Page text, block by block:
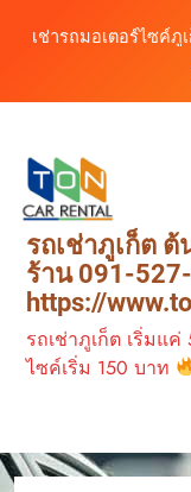
ต้นรถเช่า ครบทุกฟัง
เช่ารถไฟฟ้าร้านต้น
เที่ยวภูเก็ต ขับเงียบ
รถสะดวก 24 ชั่วโมง
เช่ารถมอเตอร์ไซค์ภู
สะดวก ราคาประหยั
ต้นรถเช่า ครบทุกฟัง
รถ ตอบโจทย์ทุกการ
เช่ารถไฟฟ้าร้านต้นร
เที่ยวภูเก็ต ขับเงียบ
ต้นรถเช่ามอเตอร์ไซ
รถสะดวก 24 ชั่วโมง
รถเช่าภูเก็ต ต้
ร้าน 091-
https://
รถเช่าภูเก็ต เริ่มแ
ไซค์เริ่ม 150 บาท